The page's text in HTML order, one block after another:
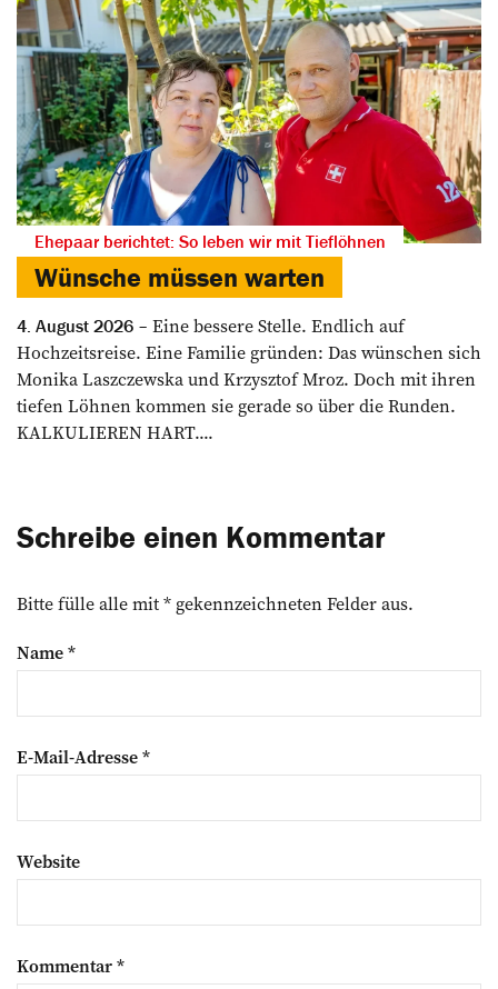
Ehepaar berichtet: So leben wir mit Tieflöhnen
Wünsche müssen warten
4. August 2026
Eine bessere Stelle. Endlich auf
Hochzeitsreise. Eine Familie gründen: Das wünschen sich
Monika Laszczewska und Krzysztof Mroz. Doch mit ihren
tiefen Löhnen kommen sie gerade so über die Runden.
KALKULIEREN HART....
Schreibe einen Kommentar
Bitte fülle alle mit * gekennzeichneten Felder aus.
Name*
E-Mail-Adresse*
Website
Kommentar*